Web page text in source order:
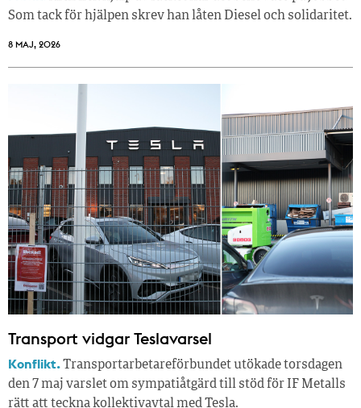
Som tack för hjälpen skrev han låten Diesel och solidaritet.
8 MAJ, 2026
Transport vidgar Teslavarsel
Konflikt.Transportarbetareförbundet utökade torsdagen
den 7 maj varslet om sympatiåtgärd till stöd för IF Metalls
rätt att teckna kollektivavtal med Tesla.